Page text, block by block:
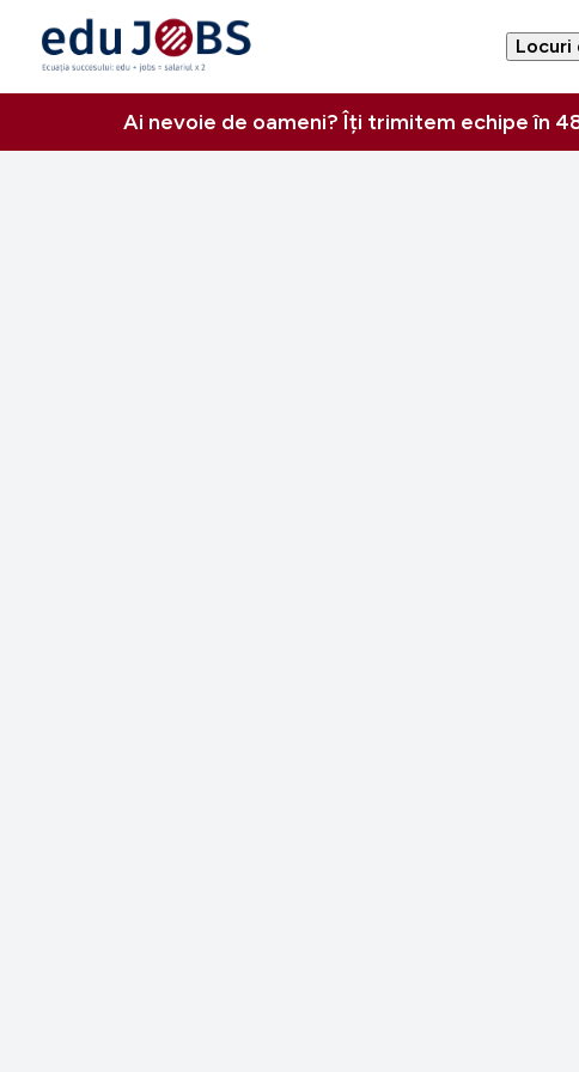
Locuri
Ai nevoie de oameni? Îți trimitem echipe în